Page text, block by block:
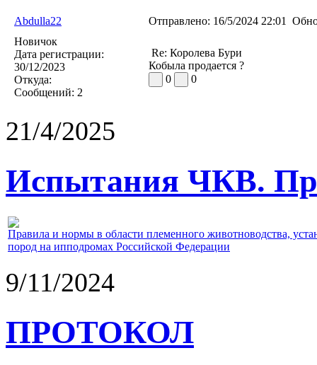
Abdulla22 Отправлено: 16/5/2024 22:01
Новичок
Дата регистрации:
30/12/2023
Откуда:
Сообщений: 2
Re: Королева Бури
Кобыла продается ?
0
0
21/4/2025
Испытания ЧКВ.
Правила и нормы в области племенного животноводства,
пород на ипподромах Российской Федерации
9/11/2024
ПРОТОКОЛ